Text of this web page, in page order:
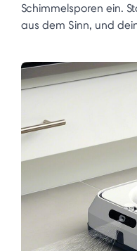
Schimmelsporen ein.
aus dem Sinn, und